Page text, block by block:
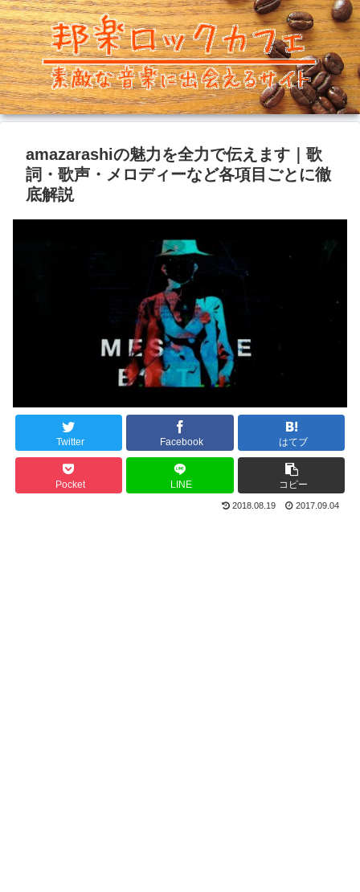
amazarashiの魅力を全力で伝えます｜歌
詞・歌声・メロディーなど各項目ごとに徹
底解説
Twitter Facebook はてブ
Pocket LINE コピー
2018.08.19 2017.09.04